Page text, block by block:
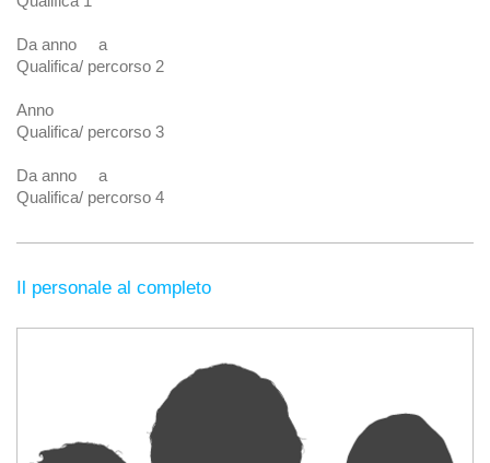
Da anno a
Qualifica/ percorso 2
Anno
Qualifica/ percorso 3
Da anno a
Qualifica/ percorso 4
Il personale al completo